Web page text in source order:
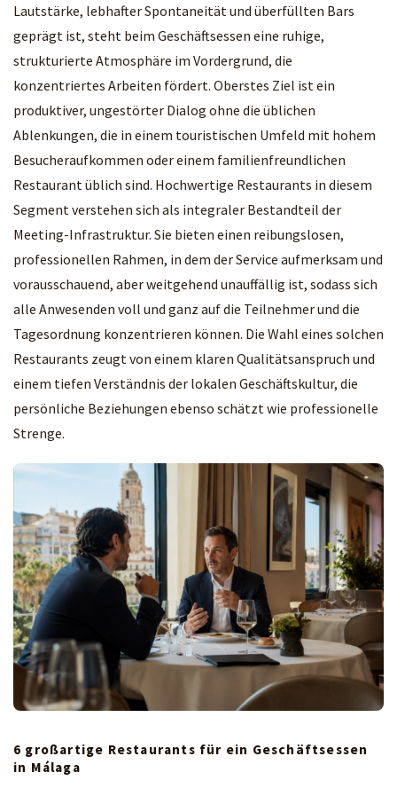
Lautstärke, lebhafter Spontaneität und überfüllten Bars
geprägt ist, steht beim Geschäftsessen eine ruhige,
strukturierte Atmosphäre im Vordergrund, die
konzentriertes Arbeiten fördert. Oberstes Ziel ist ein
produktiver, ungestörter Dialog ohne die üblichen
Ablenkungen, die in einem touristischen Umfeld mit hohem
Besucheraufkommen oder einem familienfreundlichen
Restaurant üblich sind. Hochwertige Restaurants in diesem
Segment verstehen sich als integraler Bestandteil der
Meeting-Infrastruktur. Sie bieten einen reibungslosen,
professionellen Rahmen, in dem der Service aufmerksam und
vorausschauend, aber weitgehend unauffällig ist, sodass sich
alle Anwesenden voll und ganz auf die Teilnehmer und die
Tagesordnung konzentrieren können. Die Wahl eines solchen
Restaurants zeugt von einem klaren Qualitätsanspruch und
einem tiefen Verständnis der lokalen Geschäftskultur, die
persönliche Beziehungen ebenso schätzt wie professionelle
Strenge.
6 großartige Restaurants für ein Geschäftsessen
in Málaga